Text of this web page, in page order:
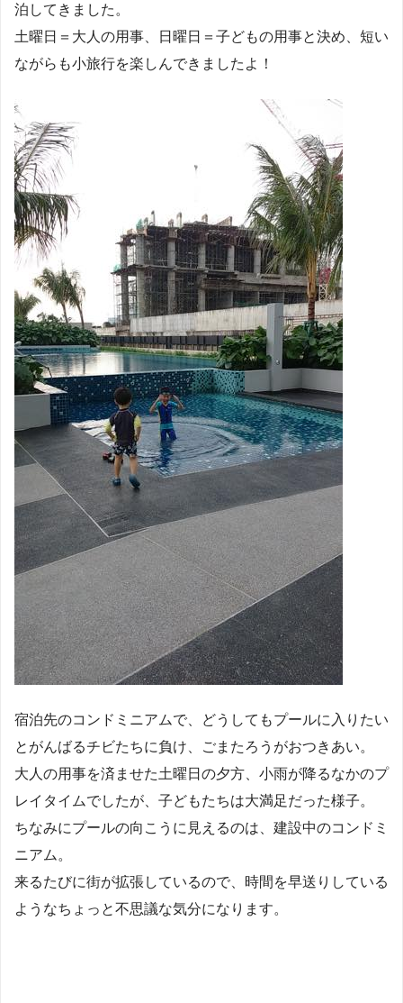
泊してきました。
土曜日＝大人の用事、日曜日＝子どもの用事と決め、短い
ながらも小旅行を楽しんできましたよ！
宿泊先のコンドミニアムで、どうしてもプールに入りたい
とがんばるチビたちに負け、ごまたろうがおつきあい。
大人の用事を済ませた土曜日の夕方、小雨が降るなかのプ
レイタイムでしたが、子どもたちは大満足だった様子。
ちなみにプールの向こうに見えるのは、建設中のコンドミ
ニアム。
来るたびに街が拡張しているので、時間を早送りしている
ようなちょっと不思議な気分になります。